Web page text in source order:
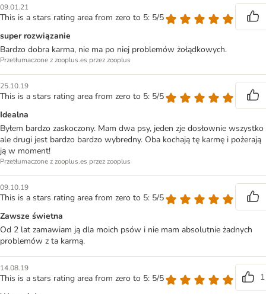
09.01.21
This is a stars rating area from zero to 5: 5/5
super rozwiązanie
Bardzo dobra karma, nie ma po niej problemów żołądkowych.
Przetłumaczone z zooplus.es przez zooplus
25.10.19
This is a stars rating area from zero to 5: 5/5
Idealna
Byłem bardzo zaskoczony. Mam dwa psy, jeden zje dosłownie wszystko
ale drugi jest bardzo bardzo wybredny. Oba kochają tę karmę i pożerają
ją w moment!
Przetłumaczone z zooplus.es przez zooplus
09.10.19
This is a stars rating area from zero to 5: 5/5
Zawsze świetna
Od 2 lat zamawiam ją dla moich psów i nie mam absolutnie żadnych
problemów z ta karmą.
14.08.19
This is a stars rating area from zero to 5: 5/5
1